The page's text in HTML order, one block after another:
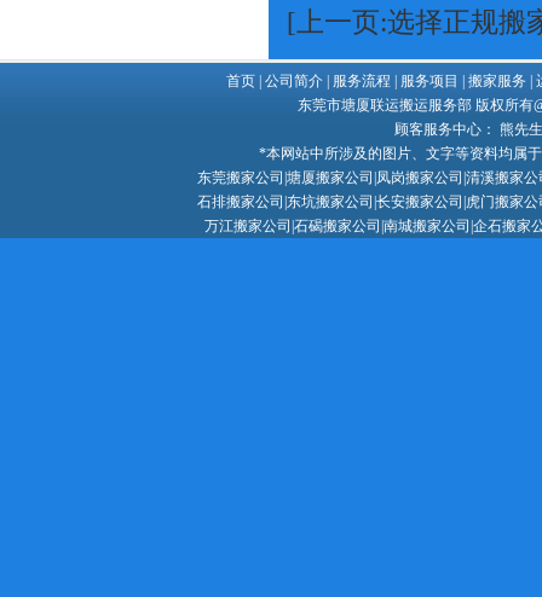
[上一页:选择正规搬
首页 公司简介 服务流程 服务项目 搬家服务
东莞市塘厦联运搬运服务部 版权所有
顾客服务中心： 熊先
*本网站中所涉及的图片、文字等资料均属
东莞搬家公司 塘厦搬家公司 凤岗搬家公司 清溪搬家公
石排搬家公司|东坑搬家公司|长安搬家公司|虎门搬家
万江搬家公司|石碣搬家公司|南城搬家公司|企石搬家